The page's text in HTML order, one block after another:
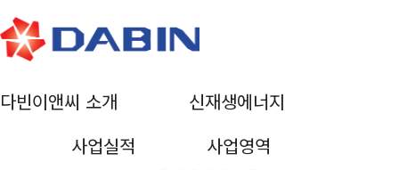
다빈이앤씨 소개
신재생에너지
사업실적
사업영역